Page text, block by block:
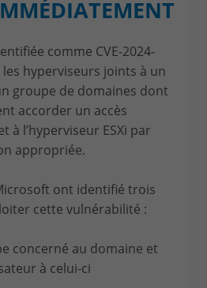
comme CVE-2024-
les hyperviseurs joints à un
groupe de domaines dont
accorder un accès
l’hyperviseur ESXi par
appropriée.
ont identifié trois
cette vulnérabilité :
concerné au domaine et
à celui-ci